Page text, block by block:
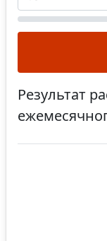
Результат